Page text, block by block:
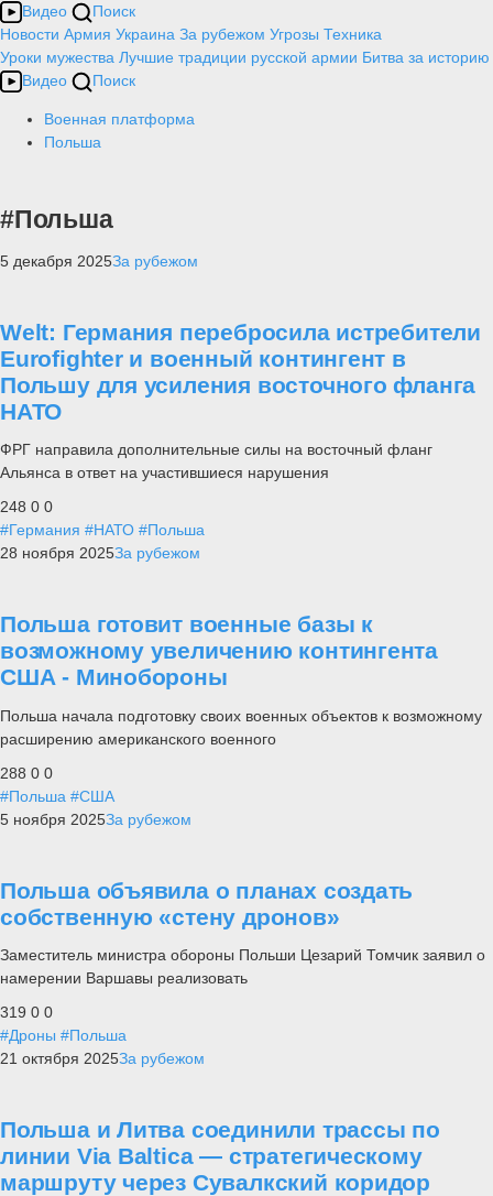
Видео
Поиск
Новости Армия Украина За рубежом Угрозы Техника
Уроки мужества Лучшие традиции русской армии Битва за историю
Видео
Поиск
Военная платформа
Польша
#Польша
5 декабря 2025За рубежом
Welt: Германия перебросила истребители
Eurofighter и военный контингент в
Польшу для усиления восточного фланга
НАТО
ФРГ направила дополнительные силы на восточный фланг
Альянса в ответ на участившиеся нарушения
248 0 0
#Германия #НАТО #Польша
28 ноября 2025За рубежом
Польша готовит военные базы к
возможному увеличению контингента
США - Минобороны
Польша начала подготовку своих военных объектов к возможному
расширению американского военного
288 0 0
#Польша #США
5 ноября 2025За рубежом
Польша объявила о планах создать
собственную «стену дронов»
Заместитель министра обороны Польши Цезарий Томчик заявил о
намерении Варшавы реализовать
319 0 0
#Дроны #Польша
21 октября 2025За рубежом
Польша и Литва соединили трассы по
линии Via Baltica — стратегическому
маршруту через Сувалкский коридор